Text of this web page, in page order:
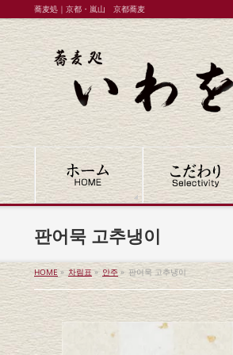
蕎麦処｜京都・嵐山 京都蕎麦
판어묵 고추냉이
HOME » 차림표» 안주 » 판어묵 고추냉이